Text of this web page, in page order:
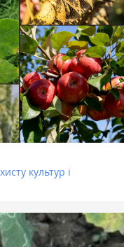
культур і